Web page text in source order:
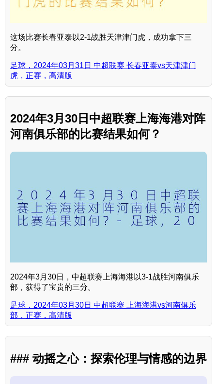
这场比赛长春亚泰以2-1战胜天津津门虎，成功拿下三
分。
足球，2024年03月31日 中超联赛 长春亚泰vs天津津门
虎，正赛，高清版
2024年3月30日中超联赛上海海港对阵
河南俱乐部的比赛结果如何？
2024年3月30日，中超联赛上海海港以3-1战胜河南俱乐
部，获得了宝贵的三分。
足球，2024年03月30日 中超联赛 上海海港vs河南俱乐
部，正赛，高清版
### 动摇之心：探索伦理与情感的边界